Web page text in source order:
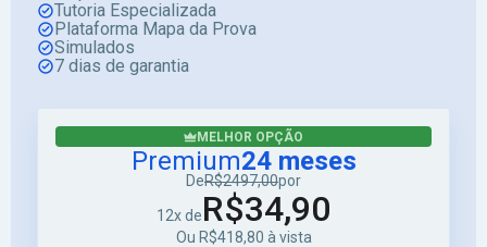
Tutoria Especializada
Plataforma Mapa da Prova
Simulados
7 dias de garantia
MELHOR OPÇÃO
Premium24 meses
DeR$2497,00por
12x deR$34,90
Ou R$418,80 à vista